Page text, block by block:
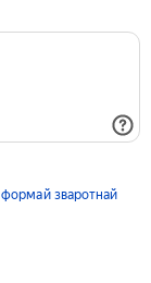
формай зваротнай